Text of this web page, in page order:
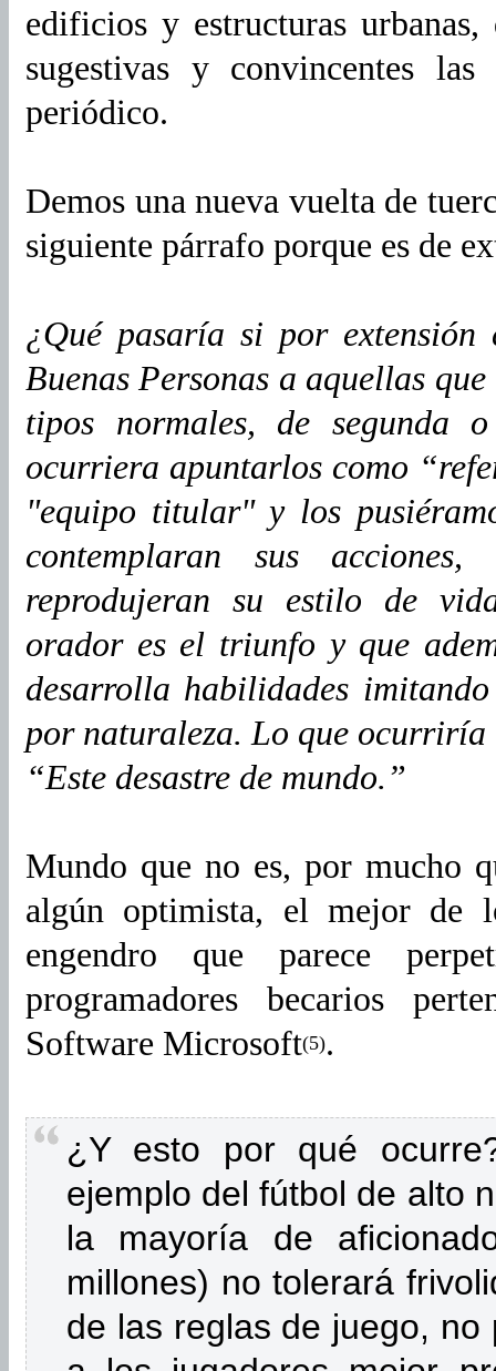
edificios y estructuras
sugestivas y convincentes
periódico.
Demos una nueva vuelta de
siguiente párrafo porque es de
¿Qué pasaría si por extensión
Buenas Personas a aquellas
tipos normales, de segunda
ocurriera apuntarlos como
"equipo titular" y los
contemplaran sus
reprodujeran su estilo de
orador es el triunfo y que
desarrolla habilidades
por naturaleza. Lo que ocurriría
“Este desastre de mundo.”
Mundo que no es, por mucho
algún optimista, el mejor de
engendro que parece
programadores becarios
Software Microsoft(5).
¿Y esto por qué
ejemplo del fútbol de alto
la mayoría de
millones) no tolerará
de las reglas de juego,